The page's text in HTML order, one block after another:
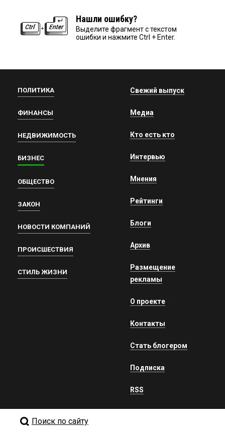
Нашли ошибку?
Выделите фрагмент с текстом
ошибки и нажмите Ctrl + Enter.
ПОЛИТИКА
ФИНАНСЫ
НЕДВИЖИМОСТЬ
БИЗНЕС
ОБЩЕСТВО
ЗАКОН
НОВОСТИ КОМПАНИЙ
ПРОИСШЕСТВИЯ
СТИЛЬ ЖИЗНИ
Свежий выпуск
Медиа
Кто есть кто
Интервью
Мнения
Рейтинги
Блоги
Архив
Размещение
рекламы
О проекте
Контакты
Стать блогером
Подписка
RSS
Поиск по сайту